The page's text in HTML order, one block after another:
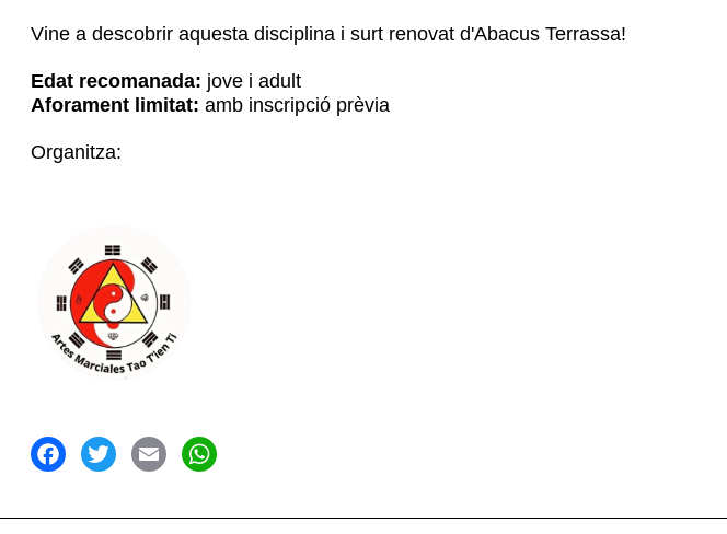
Vine a descobrir aquesta disciplina i surt renovat d'Abacus Terrassa!
Edat recomanada: jove i adult
Aforament limitat: amb inscripció prèvia
Organitza: